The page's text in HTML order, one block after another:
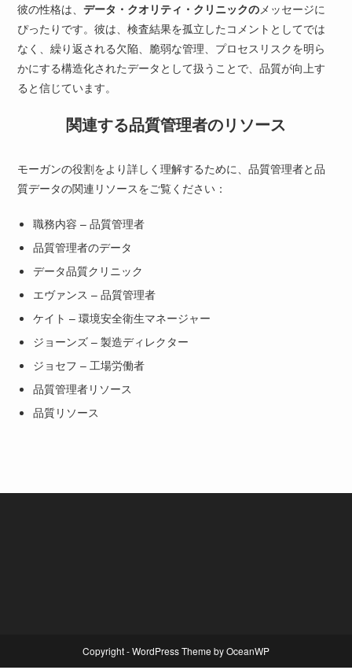
彼の性格は、データ・クオリティ・クリニックのメッセージに
ぴったりです。彼は、検査結果を孤立したコメントとしてでは
なく、繰り返される欠陥、脆弱な管理、プロセスリスクを明ら
かにする構造化されたデータとして扱うことで、品質が向上す
ると信じています。
関連する品質管理者のリソース
モーガンの役割をより詳しく理解するために、品質管理者と品
質データの関連リソースをご覧ください：
職務内容 – 品質管理者
品質管理者のデータ
データ品質クリニック
エヴァンス – 品質管理者
ケイト – 環境安全衛生マネージャー
ジョーンズ – 製造ディレクター
ジョセフ – 工場労働者
品質管理者リソース
品質リソース
Copyright - WordPress Theme by OceanWP